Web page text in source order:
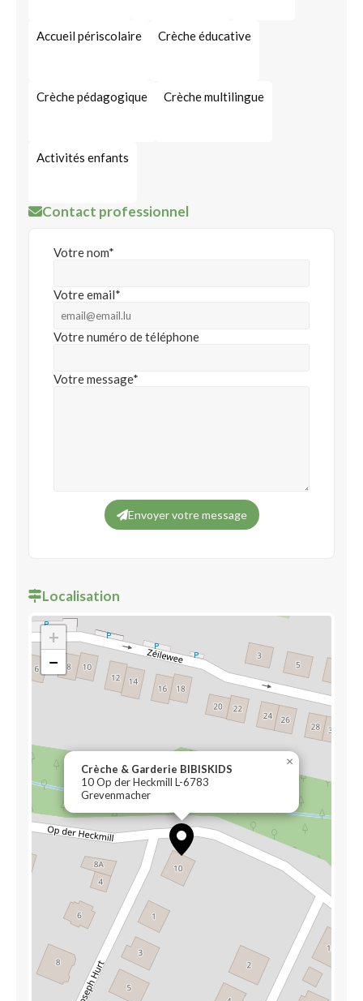
Accueil périscolaire Crèche éducative
Crèche pédagogique Crèche multilingue
Activités enfants
Contact professionnel
Votre nom*
Votre email*
Votre numéro de téléphone
Votre message*
Envoyer votre message
Localisation
Crèche & Garderie BIBISKIDS
10 Op der Heckmill L-6783
Grevenmacher
×
+
−